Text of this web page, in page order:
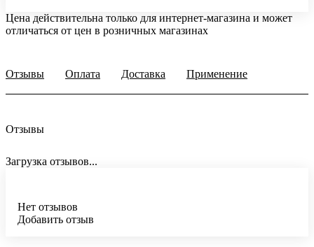
Цена действительна только для интернет-магазина и может
отличаться от цен в розничных магазинах
Отзывы Оплата Доставка Применение
Отзывы
Загрузка отзывов...
Нет отзывов
Добавить отзыв